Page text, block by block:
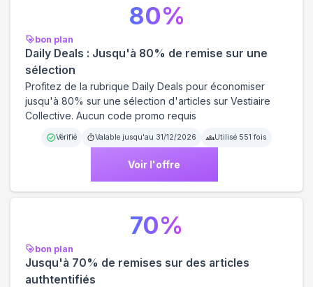
bon plan
Daily Deals : Jusqu'à 80% de remise sur une
sélection
Profitez de la rubrique Daily Deals pour économiser
jusqu'à 80% sur une sélection d'articles sur Vestiaire
Collective. Aucun code promo requis
Vérifié Valable jusqu'au 31/12/2026 Utilisé 551 fois
Voir l'offre
80%
bon plan
Jusqu'à 70% de remises sur des articles
authtentifiés
70%